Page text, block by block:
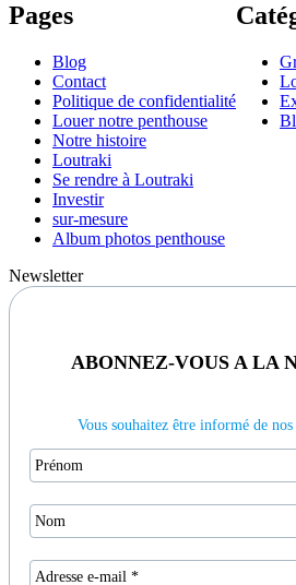
Pages
Blog
Contact
Politique de confidentialité
Louer notre penthouse
Notre histoire
Loutraki
Se rendre à Loutraki
Investir
sur-mesure
Album photos penthouse
Newsletter
ABONNEZ-VOUS A LA
Vous souhaitez être informé de